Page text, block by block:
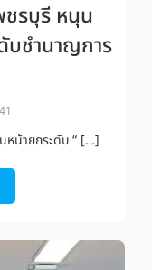
ชรบุรี หนุน
บชำนาญการ
หน้ายกระดับ “ […]